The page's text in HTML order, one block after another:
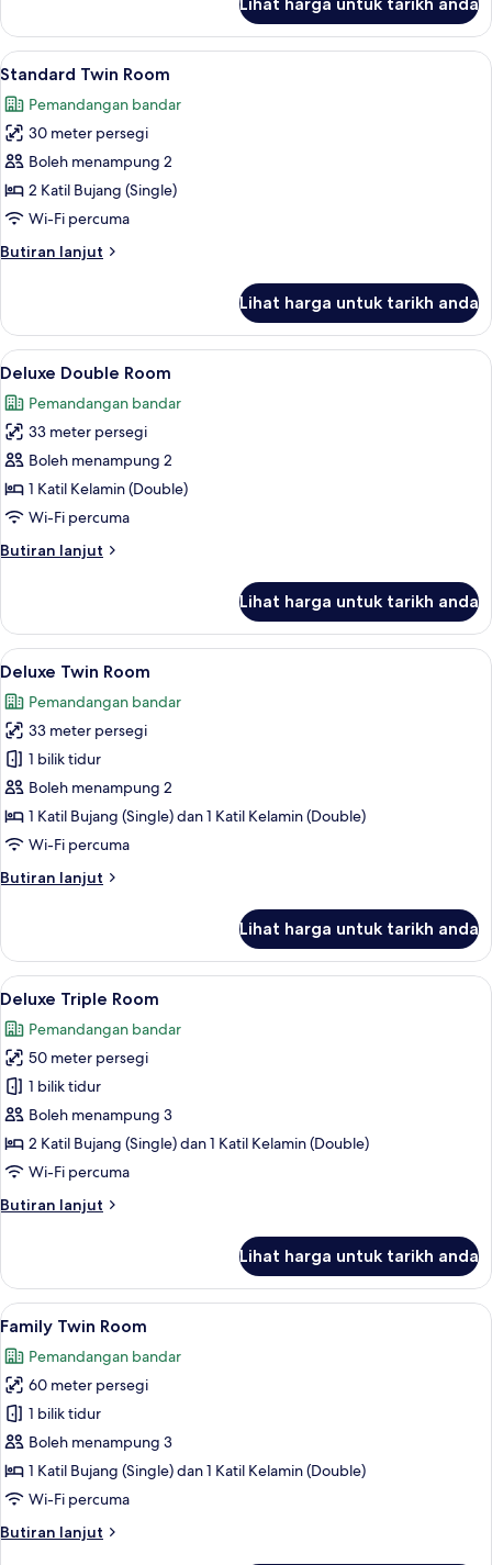
Double
Room
Lihat
semua
foto
untuk
Standard
Twin
Room
Standard Twin Room | Peti besi
6
Standard Twin Room
Pemandangan bandar
30 meter persegi
Boleh menampung 2
2 Katil Bujang (Single)
Wi-Fi percuma
Butiran lanjut
Butiran
Twin
Room
Lihat harga untuk tarikh anda
Lihat
semua
foto
untuk
Deluxe
Double
Room
Deluxe Double Room | Peti besi
5
Deluxe Double Room
Pemandangan bandar
33 meter persegi
Boleh menampung 2
1 Katil Kelamin (Double)
Wi-Fi percuma
Butiran lanjut
Butiran
Double
Room
Lihat harga untuk tarikh anda
Lihat
semua
foto
untuk
Deluxe
Twin
Room
Deluxe Twin Room | Peti besi dalam
6
Deluxe Twin Room
Pemandangan bandar
33 meter persegi
1 bilik tidur
Boleh menampung 2
1 Katil Bujang (Single) dan 1 Katil Kelamin (Double)
Wi-Fi percuma
Butiran lanjut
Butiran
Twin
Room
Lihat harga untuk tarikh anda
Lihat
semua
foto
untuk
Deluxe
Triple
Room
Deluxe Triple Room | Peti besi
7
Deluxe Triple Room
Pemandangan bandar
50 meter persegi
1 bilik tidur
Boleh menampung 3
2 Katil Bujang (Single) dan 1 Katil Kelamin (Double)
Wi-Fi percuma
Butiran lanjut
Butiran
Triple
Room
Lihat harga untuk tarikh anda
Lihat
semua
foto
untuk
Family
Twin
Room
Family Twin Room | Peti besi dalam
5
Family Twin Room
Pemandangan bandar
60 meter persegi
1 bilik tidur
Boleh menampung 3
1 Katil Bujang (Single) dan 1 Katil Kelamin (Double)
Wi-Fi percuma
Butiran lanjut
Butiran